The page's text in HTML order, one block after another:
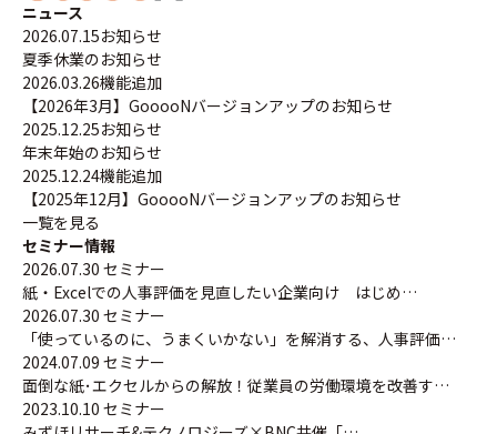
ニュース
2026.07.15お知らせ
夏季休業のお知らせ
2026.03.26機能追加
【2026年3月】GooooNバージョンアップのお知らせ
2025.12.25お知らせ
年末年始のお知らせ
2025.12.24機能追加
【2025年12月】GooooNバージョンアップのお知らせ
一覧を見る
セミナー情報
2026.07.30 セミナー
紙・Excelでの人事評価を見直したい企業向け はじめ…
2026.07.30 セミナー
「使っているのに、うまくいかない」を解消する、人事評価…
2024.07.09 セミナー
面倒な紙･エクセルからの解放！従業員の労働環境を改善す…
2023.10.10 セミナー